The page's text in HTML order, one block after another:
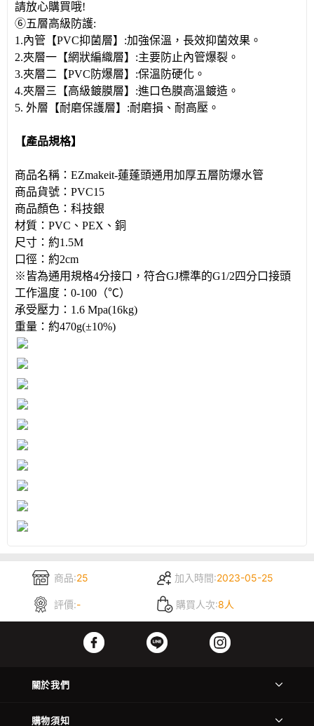
請放心購買哦!
⑥五層高級防護:
1.內管【PVC抑菌層】:加強保溫，長效抑菌效果。
2.夾層一【網狀編織層】:主要防止內管爆裂。
3.夾層二【PVC防爆層】:保溫防硬化。
4.夾層三【高級鍍膜層】:進口色膜高溫鍍造。
5. 外層【耐磨保護層】:耐磨損、耐高壓。
【產品規格】
商品名稱：EZmakeit-蓮蓬頭通用加厚五層防爆水管
商品貨號：PVC15
商品顏色：科技銀
材質：PVC、PEX、銅
尺寸：約1.5M
口徑：約2cm
※皆為通用規格4分接口，符合GJ標準的G1/2四分口接頭
工作溫度：0-100（℃）
承受壓力：1.6 Mpa(16kg)
重量：約470g(±10%)
商品:25 加入時間:2023-05-25
評價:- 購買人次:8人
關於我們
購物須知